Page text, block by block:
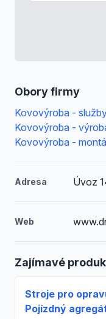
Obory firmy
Kovovýroba -
Kovovýroba -
Kovovýroba -
Adresa Úvoz
Web
Zajímavé
Stroje pro
Pojízdný